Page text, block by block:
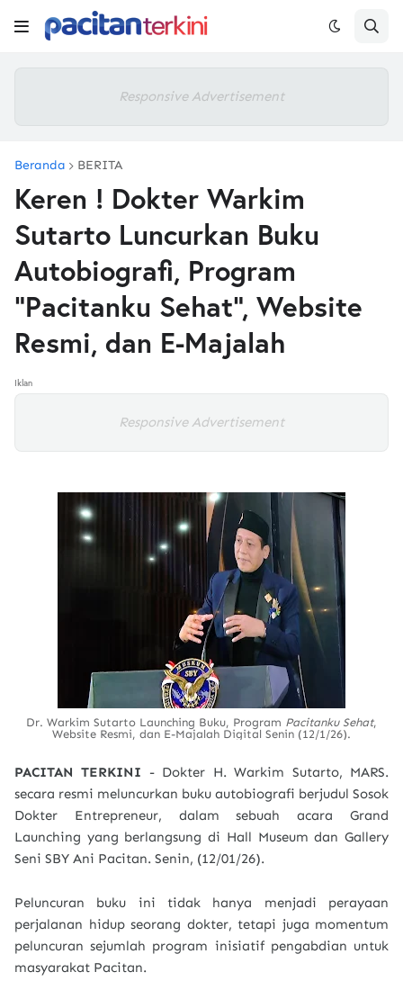
Responsive Advertisement
Beranda BERITA
Keren ! Dokter Warkim
Sutarto Luncurkan Buku
Autobiografi, Program
“Pacitanku Sehat”, Website
Resmi, dan E-Majalah
Iklan
Responsive Advertisement
Dr. Warkim Sutarto Launching Buku, Program Pacitanku Sehat,
Website Resmi, dan E-Majalah Digital Senin (12/1/26).
PACITAN TERKINI - Dokter H. Warkim Sutarto, MARS.
secara resmi meluncurkan buku autobiografi berjudul Sosok
Dokter Entrepreneur, dalam sebuah acara Grand
Launching yang berlangsung di Hall Museum dan Gallery
Seni SBY Ani Pacitan. Senin, (12/01/26).
Peluncuran buku ini tidak hanya menjadi perayaan
perjalanan hidup seorang dokter, tetapi juga momentum
peluncuran sejumlah program inisiatif pengabdian untuk
masyarakat Pacitan.